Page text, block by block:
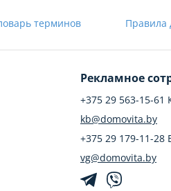
терминов Правила
Рекламное
+375 29 563-15-
kb@domovita.by
+375 29 179-11-28
vg@domovita.by